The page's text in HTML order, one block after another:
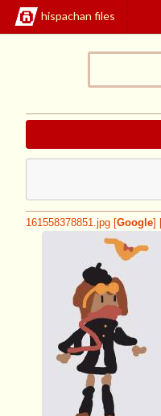
hispachan files
161558378851.jpg Google